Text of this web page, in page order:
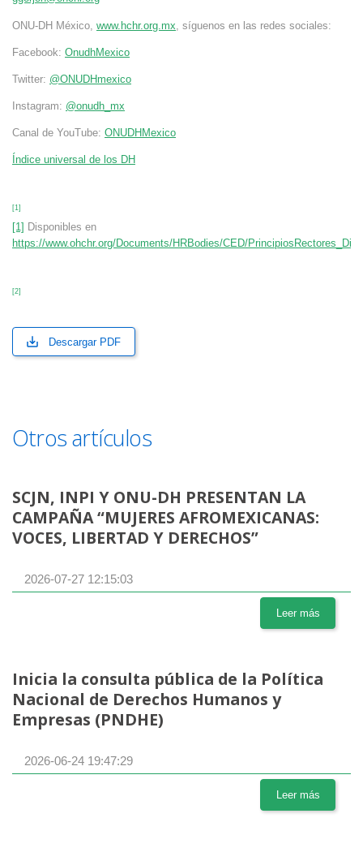
ONU-DH México, www.hchr.org.mx , síguenos en las redes sociales:
Facebook: OnudhMexico
Twitter: @ONUDHmexico
Instagram: @onudh_mx
Canal de YouTube: ONUDHMexico
Índice universal de los DH
[1]
[1] Disponibles en
https://www.ohchr.org/Documents/HRBodies/CED/
[2]
Descargar PDF
Otros artículos
SCJN, INPI Y ONU-DH PRESENTAN LA
CAMPAÑA “MUJERES AFROMEXICANAS:
VOCES, LIBERTAD Y DERECHOS”
2026-07-27 12:15:03
Leer más
Inicia la consulta pública de la Política
Nacional de Derechos Humanos y
Empresas (PNDHE)
2026-06-24 19:47:29
Leer más